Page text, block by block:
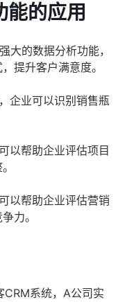
能的应用
大的数据分析功能，
提升客户满意度。
企业可以识别销售瓶
以帮助企业评估项目
以帮助企业评估营销
力。
CRM系统，A公司实